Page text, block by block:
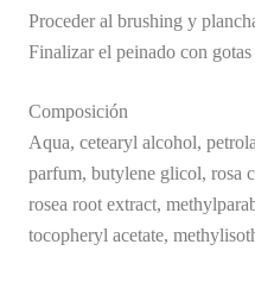
Proceder al brushing y
Finalizar el peinado con
Composición
Aqua, cetearyl alcohol,
parfum, butylene glicol, rosa
rosea root extract,
tocopheryl acetate,